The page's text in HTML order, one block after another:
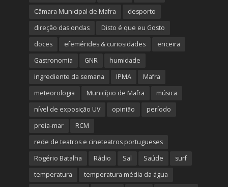
Câmara Municipal de Mafra
desporto
direção das ondas
Disto é que eu Gosto
doces
efemérides & curiosidades
ericeira
Gastronomia
GNR
humidade
ingrediente da semana
IPMA
Mafra
meteorologia
Município de Mafra
música
nível de exposição UV
opinião
período
preia-mar
RCM
rede de teatros e cineteatros portugueses
Rogério Batalha
Rádio Sal Saúde
surf
temperatura
temperatura média da água